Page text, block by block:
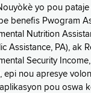
yo pou
benefis Pwogram
Nutrition
Assistance, PA), ak
Security
epi nou apresye
pou oswa